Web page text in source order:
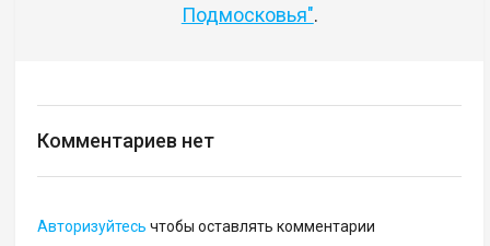
Подмосковья".
Комментариев нет
Авторизуйтесь чтобы оставлять комментарии